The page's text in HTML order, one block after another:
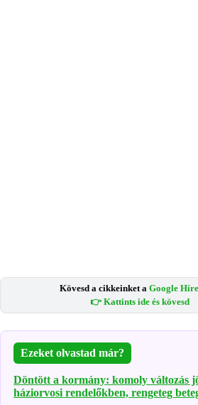
Kövesd a cikkeinket a Google
👉 Kattints ide és kövesd
Ezeket olvastad már?
Döntött a kormány: komoly változás
háziorvosi rendelőkben, rengeteg